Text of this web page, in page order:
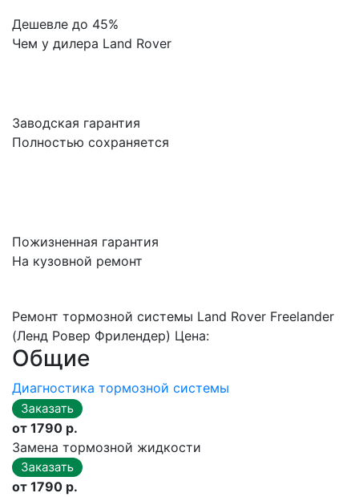
Дешевле до 45%
Чем у дилера Land Rover
Заводская гарантия
Полностью сохраняется
Пожизненная гарантия
На кузовной ремонт
Ремонт тормозной системы Land Rover Freelander
(Ленд Ровер Фрилендер) Цена:
Общие
Диагностика тормозной системы
от 1790 р.
Замена тормозной жидкости
от 1790 р.